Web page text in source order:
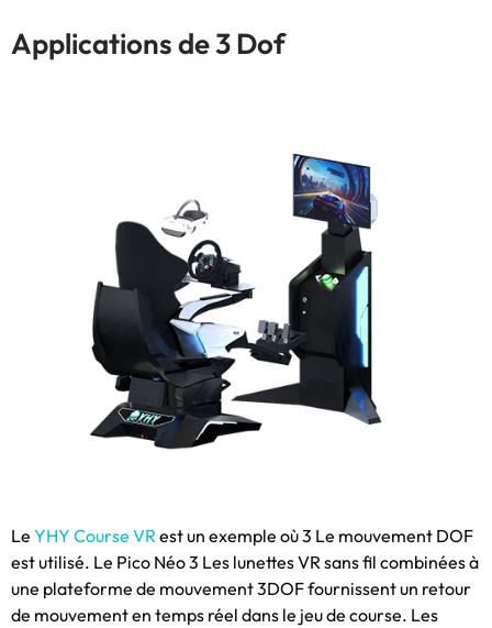
Applications de 3 Dof
Le YHY Course VRest un exemple où 3 Le mouvement DOF
est utilisé. Le Pico Néo 3 Les lunettes VR sans fil combinées à
une plateforme de mouvement 3DOF fournissent un retour
de mouvement en temps réel dans le jeu de course. Les